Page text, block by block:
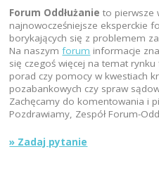
Forum Oddłużanie to pierwsze
najnowocześniejsze eksperckie
borykających się z problemem
Na naszymforum informacje
się czegoś więcej na temat
porad czy pomocy w kwestiach
pozabankowych czy spraw
Zachęcamy do komentowania i
Pozdrawiamy, Zespół Forum-
» Zadaj pytanie